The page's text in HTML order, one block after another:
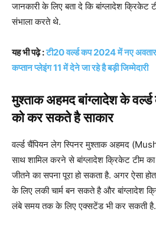
जानकारी के लिए बता दे कि बांग्लादेश क्रिकेट
संभाला करते थे.
यह भी पढ़े :टी20 वर्ल्ड कप 2024 में नए
कप्तान प्लेइंग 11 में देने जा रहे है बड़ी जिम्मेदारी
मुश्ताक अहमद बांग्लादेश के
को कर सकते है साकार
वर्ल्ड चैंपियन लेग स्पिनर मुश्ताक अहमद
साथ शामिल करने से बांग्लादेश क्रिकेट टीम
जीतने का सपना पूरा हो सकता है. अगर ऐसा
के लिए लकी चार्म बन सकते है और बांग्लादेश
लंबे समय तक के लिए एक्सटेंड भी कर सकती है.